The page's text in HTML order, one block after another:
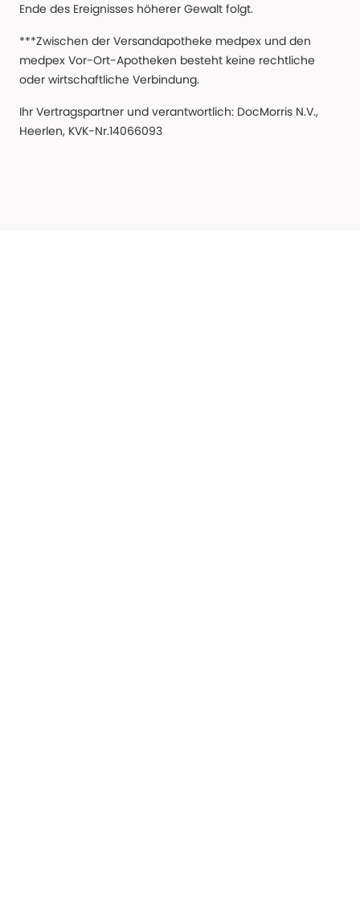
Ende des Ereignisses höherer Gewalt folgt.
***Zwischen der Versandapotheke medpex und den
medpex Vor-Ort-Apotheken besteht keine rechtliche
oder wirtschaftliche Verbindung.
Ihr Vertragspartner und verantwortlich: DocMorris N.V.,
Heerlen, KVK-Nr.14066093